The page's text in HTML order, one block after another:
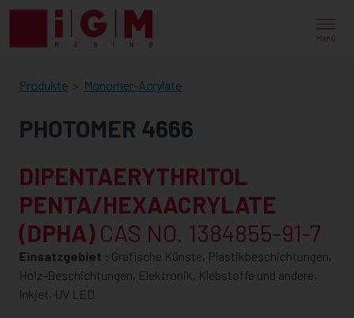
Menü
IGM
RESINS
Produkte Monomer-Acrylate
PHOTOMER 4666
DIPENTAERYTHRITOL
PENTA/HEXAACRYLATE
(DPHA) CAS NO. 1384855-91-7
Einsatzgebiet : Grafische Künste, Plastikbeschichtungen,
Holz-Beschichtungen, Elektronik, Klebstoffe und andere,
Inkjet, UV LED